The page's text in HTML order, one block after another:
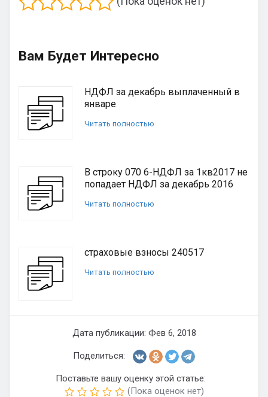
Вам Будет Интересно
НДФЛ за декабрь выплаченный в
январе
Читать полностью
В строку 070 6-НДФЛ за 1кв2017 не
попадает НДФЛ за декабрь 2016
Читать полностью
страховые взносы 240517
Читать полностью
Дата публикации: Фев 6, 2018
Поделиться:
Поставьте вашу оценку этой статье:
(Пока оценок нет)